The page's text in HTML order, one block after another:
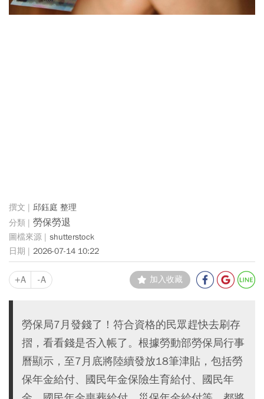
邱鈺庭 整理
勞保勞退
shutterstock
2026-07-14 10:22
+A -A 加入收藏
勞保局7月發錢了！符合資格的民眾趕快去刷存
摺，看看錢是否入帳了。根據勞動部勞保局行事
曆顯示，至7月底將陸續發放18筆津貼，包括勞
保年金給付、國民年金保險生育給付、國民年